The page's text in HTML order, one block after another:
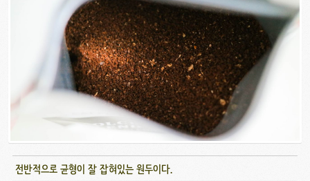
전반적으로 균형이 잘 잡혀있는 원두이다.